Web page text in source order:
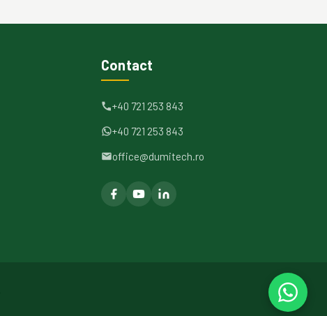
Contact
+40 721 253 843
+40 721 253 843
office@dumitech.ro